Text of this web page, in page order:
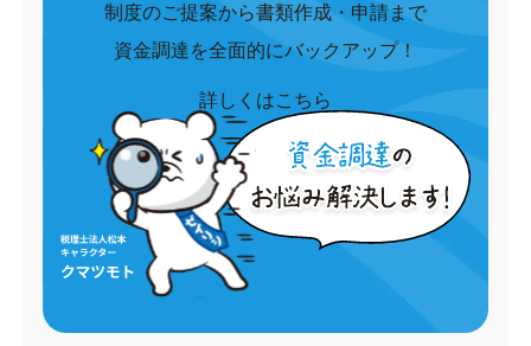
制度のご提案から書類作成・申請まで
資金調達を全面的にバックアップ！
詳しくはこちら